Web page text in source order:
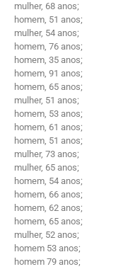
mulher, 68 anos;
homem, 51 anos;
mulher, 54 anos;
homem, 76 anos;
homem, 35 anos;
homem, 91 anos;
homem, 65 anos;
mulher, 51 anos;
homem, 53 anos;
homem, 61 anos;
homem, 51 anos;
mulher, 73 anos;
mulher, 65 anos;
homem, 54 anos;
homem, 66 anos;
homem, 62 anos;
homem, 65 anos;
mulher, 52 anos;
homem 53 anos;
homem 79 anos;